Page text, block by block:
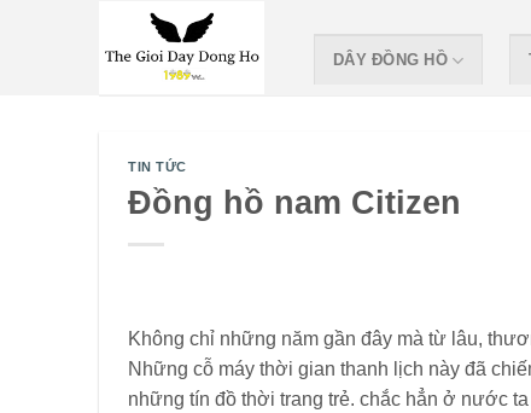
DÂY ĐỒNG HỒ
TIN TỨC
Đồng hồ nam Citizen
Không chỉ những năm gần đây mà từ lâu,
Những cỗ máy thời gian thanh lịch này đã
những tín đồ thời trang trẻ. chắc hẳn ở nước